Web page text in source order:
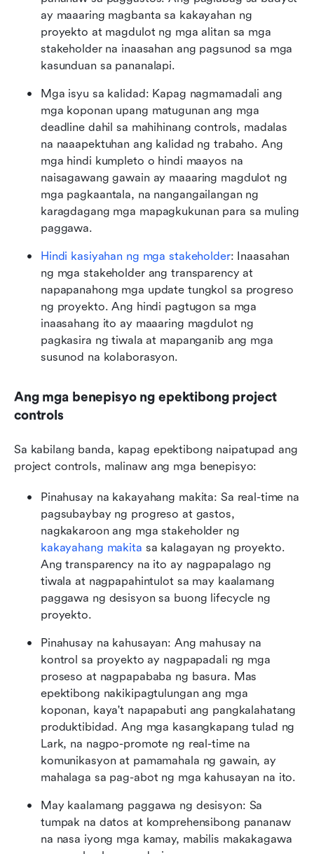
ay maaaring magbanta sa kakayahan ng
proyekto at magdulot ng mga alitan sa mga
stakeholder na inaasahan ang pagsunod sa mga
kasunduan sa pananalapi.
Mga isyu sa kalidad: Kapag nagmamadali ang
mga koponan upang matugunan ang mga
deadline dahil sa mahihinang controls, madalas
na naaapektuhan ang kalidad ng trabaho. Ang
mga hindi kumpleto o hindi maayos na
naisagawang gawain ay maaaring magdulot ng
mga pagkaantala, na nangangailangan ng
karagdagang mga mapagkukunan para sa muling
paggawa.
Hindi kasiyahan ng mga stakeholder: Inaasahan
ng mga stakeholder ang transparency at
napapanahong mga update tungkol sa progreso
ng proyekto. Ang hindi pagtugon sa mga
inaasahang ito ay maaaring magdulot ng
pagkasira ng tiwala at mapanganib ang mga
susunod na kolaborasyon.
Ang mga benepisyo ng epektibong project
controls
Sa kabilang banda, kapag epektibong naipatupad ang
project controls, malinaw ang mga benepisyo:
Pinahusay na kakayahang makita: Sa real-time na
pagsubaybay ng progreso at gastos,
kakayahang makita sa kalagayan ng proyekto.
Ang transparency na ito ay nagpapalago ng
tiwala at nagpapahintulot sa may kaalamang
paggawa ng desisyon sa buong lifecycle ng
proyekto.
Pinahusay na kahusayan: Ang mahusay na
kontrol sa proyekto ay nagpapadali ng mga
proseso at nagpapababa ng basura. Mas
epektibong nakikipagtulungan ang mga
koponan, kaya't napapabuti ang pangkalahatang
produktibidad. Ang mga kasangkapang tulad ng
Lark, na nagpo-promote ng real-time na
komunikasyon at pamamahala ng gawain, ay
mahalaga sa pag-abot ng mga kahusayan na ito.
May kaalamang paggawa ng desisyon: Sa
tumpak na datos at komprehensibong pananaw
na nasa iyong mga kamay, mabilis makakagawa